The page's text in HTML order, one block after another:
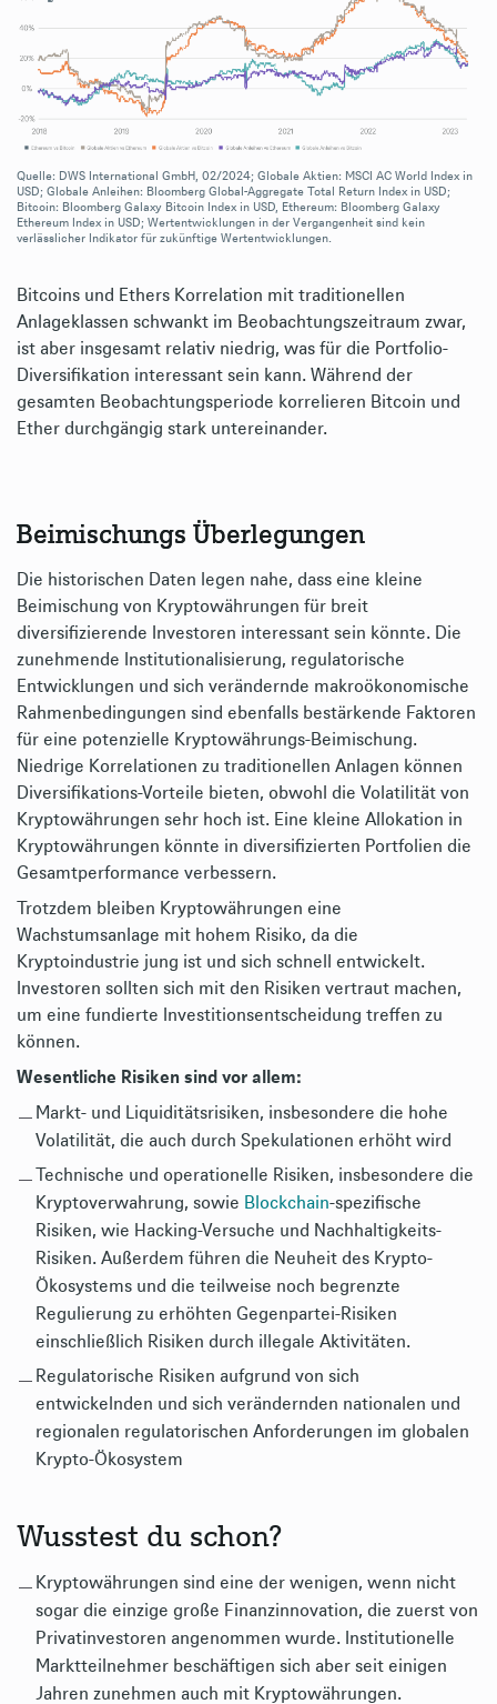
Quelle: DWS International GmbH, 02/2024; Globale Aktien: MSCI AC World Index in
USD; Globale Anleihen: Bloomberg Global-Aggregate Total Return Index in USD;
Bitcoin: Bloomberg Galaxy Bitcoin Index in USD, Ethereum: Bloomberg Galaxy
Ethereum Index in USD; Wertentwicklungen in der Vergangenheit sind kein
verlässlicher Indikator für zukünftige Wertentwicklungen.
Bitcoins und Ethers Korrelation mit traditionellen
Anlageklassen schwankt im Beobachtungszeitraum zwar,
ist aber insgesamt relativ niedrig, was für die Portfolio-
Diversifikation interessant sein kann. Während der
gesamten Beobachtungsperiode korrelieren Bitcoin und
Ether durchgängig stark untereinander.
Beimischungs Überlegungen
Die historischen Daten legen nahe, dass eine kleine
Beimischung von Kryptowährungen für breit
diversifizierende Investoren interessant sein könnte. Die
zunehmende Institutionalisierung, regulatorische
Entwicklungen und sich verändernde makroökonomische
Rahmenbedingungen sind ebenfalls bestärkende Faktoren
für eine potenzielle Kryptowährungs-Beimischung.
Niedrige Korrelationen zu traditionellen Anlagen können
Diversifikations-Vorteile bieten, obwohl die Volatilität von
Kryptowährungen sehr hoch ist. Eine kleine Allokation in
Kryptowährungen könnte in diversifizierten Portfolien die
Gesamtperformance verbessern.
Trotzdem bleiben Kryptowährungen eine
Wachstumsanlage mit hohem Risiko, da die
Kryptoindustrie jung ist und sich schnell entwickelt.
Investoren sollten sich mit den Risiken vertraut machen,
um eine fundierte Investitionsentscheidung treffen zu
können.
Wesentliche Risiken sind vor allem:
Markt- und Liquiditätsrisiken, insbesondere die hohe
Volatilität, die auch durch Spekulationen erhöht wird
Technische und operationelle Risiken, insbesondere die
Kryptoverwahrung, sowie Blockchain-spezifische
Risiken, wie Hacking-Versuche und Nachhaltigkeits-
Risiken. Außerdem führen die Neuheit des Krypto-
Ökosystems und die teilweise noch begrenzte
Regulierung zu erhöhten Gegenpartei-Risiken
einschließlich Risiken durch illegale Aktivitäten.
Regulatorische Risiken aufgrund von sich
entwickelnden und sich verändernden nationalen und
regionalen regulatorischen Anforderungen im globalen
Krypto-Ökosystem
Wusstest du schon?
Kryptowährungen sind eine der wenigen, wenn nicht
sogar die einzige große Finanzinnovation, die zuerst von
Privatinvestoren angenommen wurde. Institutionelle
Marktteilnehmer beschäftigen sich aber seit einigen
Jahren zunehmen auch mit Kryptowährungen.